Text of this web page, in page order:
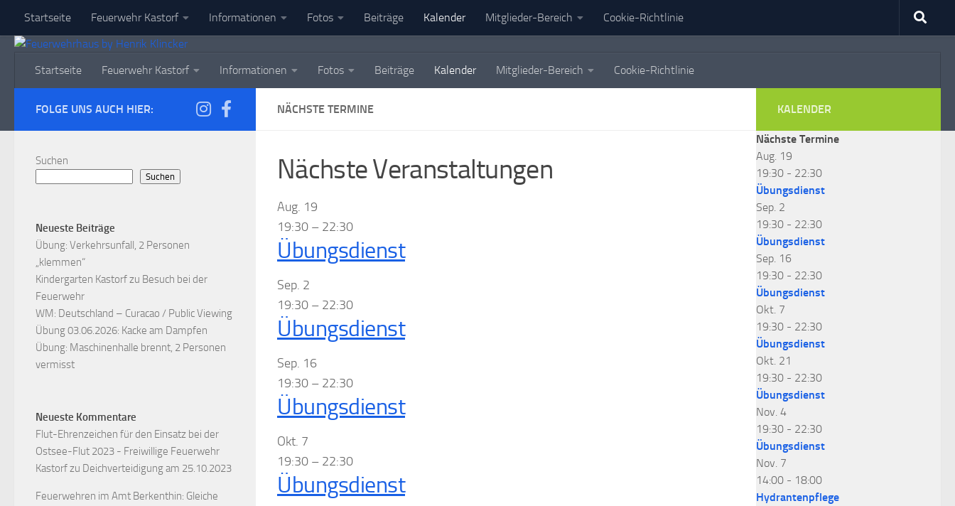
Zum Inhalt springen
Startseite Feuerwehr Kastorf Informationen Fotos Beiträge Kalender Mitglieder-Bereich Cookie-Richtlinie
Startseite Feuerwehr Kastorf Informationen Fotos Beiträge Kalender Mitglieder-Bereich Cookie-Richtlinie
NÄCHSTE TERMINE
Nächste Veranstaltungen
Aug. 19
19:30 – 22:30
Übungsdienst
Sep. 2
19:30 – 22:30
Übungsdienst
Sep. 16
19:30 – 22:30
Übungsdienst
Okt. 7
19:30 – 22:30
Übungsdienst
FOLGE UNS AUCH HIER:
Suchen
Suchen
Neueste Beiträge
Übung: Verkehrsunfall, 2 Personen
„klemmen“
Kindergarten Kastorf zu Besuch bei der
Feuerwehr
WM: Deutschland – Curacao / Public Viewing
Übung 03.06.2026: Kacke am Dampfen
Übung: Maschinenhalle brennt, 2 Personen
vermisst
Neueste Kommentare
Flut-Ehrenzeichen für den Einsatz bei der
Ostsee-Flut 2023 - Freiwillige Feuerwehr
Kastorfzu Deichverteidigung am 25.10.2023
Feuerwehren im Amt Berkenthin: Gleiche
KALENDER
Nächste Termine
Aug. 19
19:30 - 22:30
Übungsdienst
Sep. 2
19:30 - 22:30
Übungsdienst
Sep. 16
19:30 - 22:30
Übungsdienst
Okt. 7
19:30 - 22:30
Übungsdienst
Okt. 21
19:30 - 22:30
Übungsdienst
Nov. 4
19:30 - 22:30
Übungsdienst
Nov. 7
14:00 - 18:00
Hydrantenpflege